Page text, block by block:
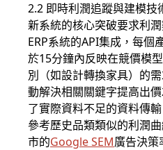
2.2 即時利潤追蹤與建模技
新系統的核心突破要求利
ERP系統的API集成，每個
於15分鐘內反映在競價模
別（如設計轉換家具）的
動解決相關關鍵字提高出
了實際資料不足的資料傳
參考歷史品類類似的利潤
市的Google SEM廣告決策